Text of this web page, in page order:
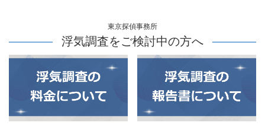
東京探偵事務所
浮気調査をご検討中の方へ